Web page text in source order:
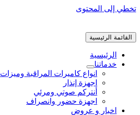
تخطي إلى المحتوى
القائمة الرئيسية
الرئيسية
خدماتنا
انواع كاميرات المراقبة
اجهزة إنذار
أنتركم صوتي ومرئي
اجهزة حضور وانصراف
اخبار و عروض